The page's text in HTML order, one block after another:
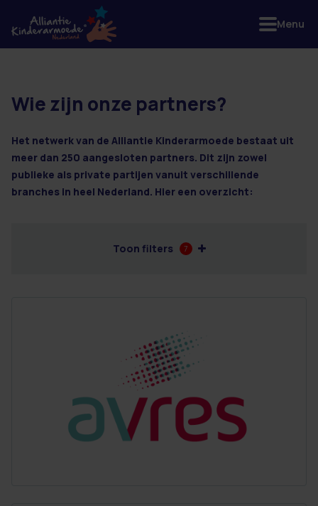
5 resultaten
Wie zijn onze partners?
Het netwerk van de Alliantie Kinderarmoede bestaat uit
meer dan 250 aangesloten partners. Dit zijn zowel
publieke als private partijen vanuit verschillende
branches in heel Nederland. Hier een overzicht:
Toon filters 7
Menu